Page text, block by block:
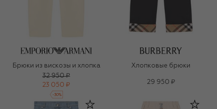
Брюки из вискозы и хлопка
32 950 ₽
23 050 ₽
-30%
Хлопковые брюки
29 950 ₽